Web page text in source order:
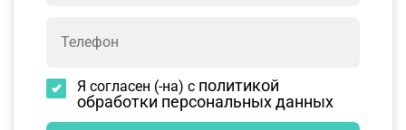
Я согласен (-на) с политикой
обработки персональных данных